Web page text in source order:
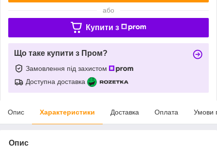
або
Купити з
Що таке купити з Пром?
Замовлення під захистом
Доступна доставка
Опис Характеристики Доставка Оплата Умови
Опис